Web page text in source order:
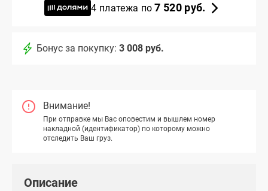
4 платежа по7 520 руб.
Бонус за покупку: 3 008 руб.
Внимание!
При отправке мы Вас оповестим и вышлем номер
накладной (идентификатор) по которому можно
отследить Ваш груз.
Описание